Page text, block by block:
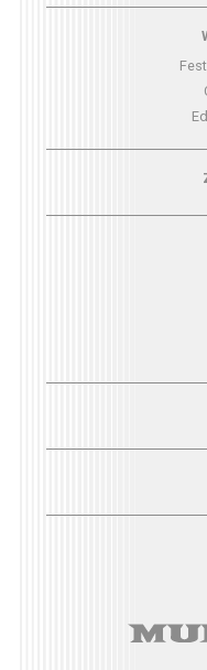
Menu -
Menu -
Menu -